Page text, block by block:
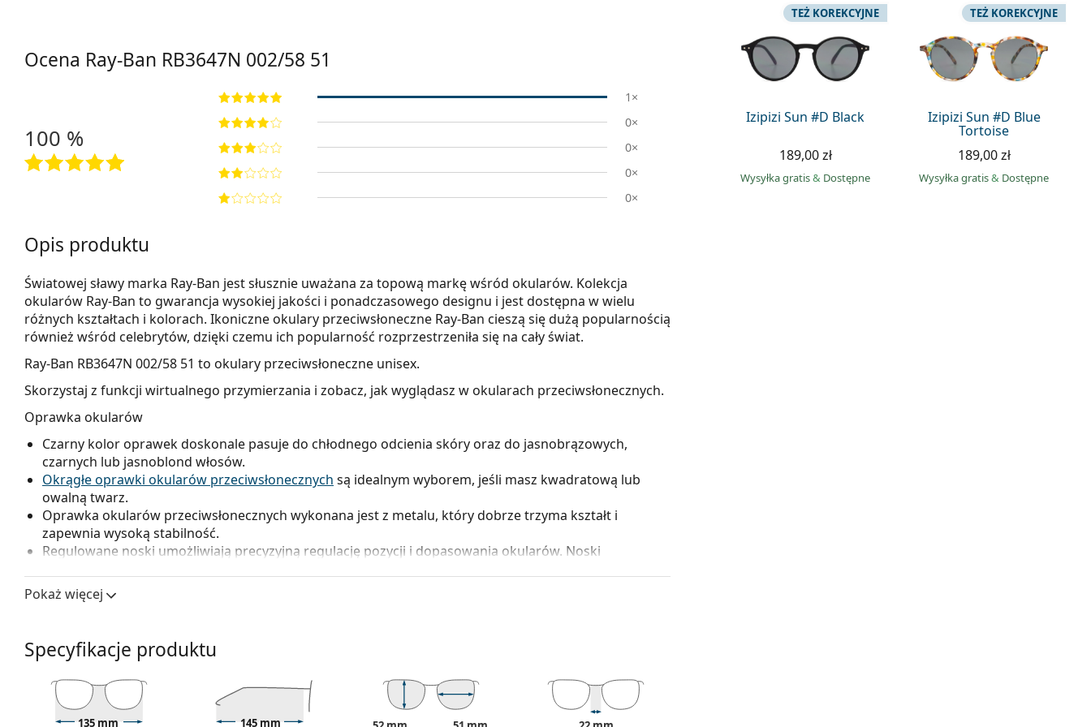
Izipizi Sun #D Black
TEŻ KOREKCYJNE
189,00 zł
Wysyłka gratis& Dostępne
Izipizi Sun #D Blue
Tortoise
TEŻ KOREKCYJNE
189,00 zł
Wysyłka gratis& Dostępne
Ocena Ray-Ban RB3647N 002/58 51
100 %
1×
0×
0×
0×
0×
Opis produktu
Światowej sławy marka Ray-Ban jest słusznie uważana za topową markę wśród okularów. Kolekcja
okularów Ray-Ban to gwarancja wysokiej jakości i ponadczasowego designu i jest dostępna w wielu
różnych kształtach i kolorach. Ikoniczne okulary przeciwsłoneczne Ray-Ban cieszą się dużą popularnością
również wśród celebrytów, dzięki czemu ich popularność rozprzestrzeniła się na cały świat.
Ray-Ban RB3647N 002/58 51 to okulary przeciwsłoneczne unisex.
Skorzystaj z funkcji wirtualnego przymierzania i zobacz, jak wyglądasz w okularach przeciwsłonecznych.
Oprawka okularów
Czarny kolor oprawek doskonale pasuje do chłodnego odcienia skóry oraz do jasnobrązowych,
czarnych lub jasnoblond włosów.
Okrągłe oprawki okularów przeciwsłonecznych są idealnym wyborem, jeśli masz kwadratową lub
owalną twarz.
Oprawka okularów przeciwsłonecznych wykonana jest z metalu, który dobrze trzyma kształt i
zapewnia wysoką stabilność.
Regulowane noski umożliwiają precyzyjną regulację pozycji i dopasowania okularów. Noski
zawsze dokonywać doświadczony optyk, aby uniknąć ich uszkodzenia lub złamania w wyniku
nieprofesjonalnej manipulacji.
Zielone soczewki okularów zmniejszają intensywność światła i są doskonałe dla oczu, ponieważ nie
wpływają na kontrast ani nie zniekształcają kolorów.
Soczewki tych okularów przeciwsłonecznych wykonane są z wysokiej jakości szkła mineralnego,
którego niezaprzeczalną zaletą jest niezwykła odporność na zarysowania. Szkło mineralne wyróżnia
Pokaż więcej
Specyfikacje produktu
135 mm 145 mm